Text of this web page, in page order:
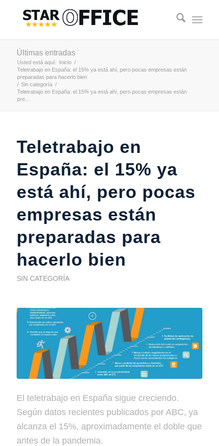
Últimas entradas
Usted está aquí: Inicio /
Teletrabajo en España: el 15% ya está ahí, pero pocas empresas están
preparadas para hacerlo bien
/ Sin categoría /
Teletrabajo en España: el 15% ya está ahí, pero pocas empresas están
pre...
Teletrabajo en
España: el 15% ya
está ahí, pero pocas
empresas están
preparadas para
hacerlo bien
SIN CATEGORÍA
El teletrabajo en España sigue creciendo.
Según datos recientes publicados por ABC, ya
alcanza el 15%, aproximadamente el doble que
antes de la pandemia.